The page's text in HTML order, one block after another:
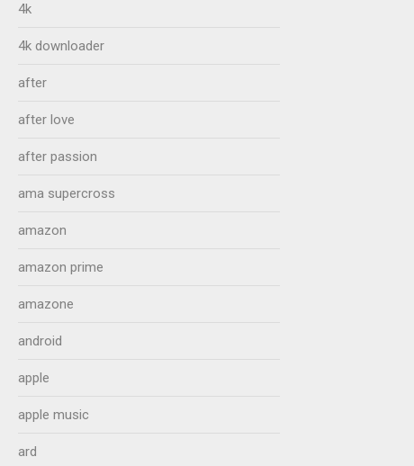
4k
4k downloader
after
after love
after passion
ama supercross
amazon
amazon prime
amazone
android
apple
apple music
ard